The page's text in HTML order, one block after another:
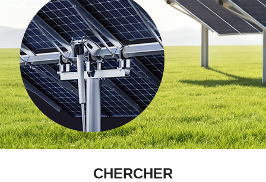
CHERCHER